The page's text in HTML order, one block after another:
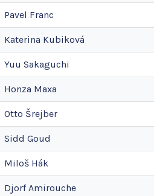
Pavel Franc
Katerina Kubiková
Yuu Sakaguchi
Honza Maxa
Otto Šrejber
Sidd Goud
Miloš Hák
Djorf Amirouche